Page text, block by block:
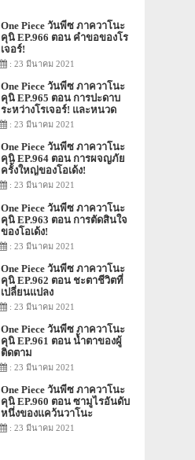
One Piece วันพีซ ภาควาโนะ
คุนิ EP.966 ตอน คำขอของโร
เจอร์!
: 23 มีนาคม 2021
One Piece วันพีซ ภาควาโนะ
คุนิ EP.965 ตอน การปะดาบ
ระหว่างโรเจอร์! และหนวด
ขาว!: 23 มีนาคม 2021
One Piece วันพีซ ภาควาโนะ
คุนิ EP.964 ตอน การผจญภัย
ครั้งใหญ่ของโอเด้ง!
: 23 มีนาคม 2021
One Piece วันพีซ ภาควาโนะ
คุนิ EP.963 ตอน การตัดสินใจ
ของโอเด้ง!
: 23 มีนาคม 2021
One Piece วันพีซ ภาควาโนะ
คุนิ EP.962 ตอน ชะตาชีวิตที่
เปลี่ยนแปลง
: 23 มีนาคม 2021
One Piece วันพีซ ภาควาโนะ
คุนิ EP.961 ตอน น้ำตาของผู้
ติดตาม
: 23 มีนาคม 2021
One Piece วันพีซ ภาควาโนะ
คุนิ EP.960 ตอน ซามูไรอันดับ
หนึ่งของแคว้นวาโนะ
: 23 มีนาคม 2021